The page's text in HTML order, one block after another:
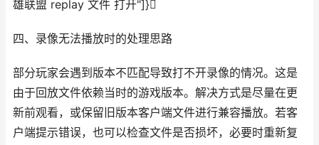
雄联盟 replay 文件 打开"]}
四、录像无法播放时的处理思路
部分玩家会遇到版本不匹配导致打不开录像的情况。这是
由于回放文件依赖当时的游戏版本。解决方式是尽量在更
新前观看，或保留旧版本客户端文件进行兼容播放。若客
户端提示错误，也可以检查文件是否损坏，必要时重新复